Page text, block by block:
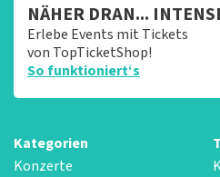
NÄHER DRAN...
Erlebe Events mit Tickets
von TopTicketShop!
So funktioniert‘s
Kategorien
Konzerte